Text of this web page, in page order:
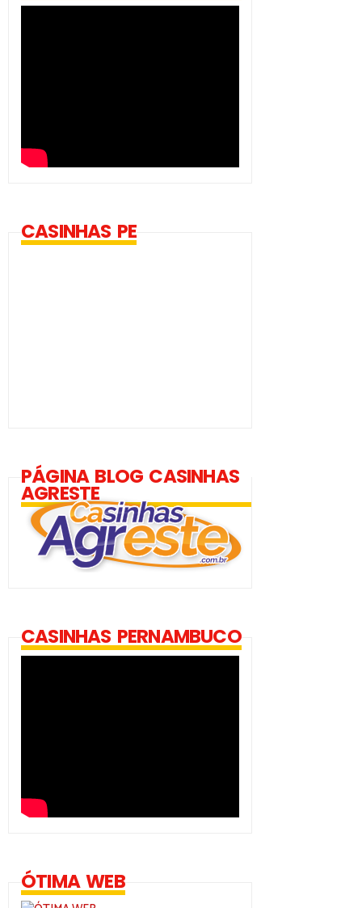
CASINHAS PE
PÁGINA BLOG CASINHAS
AGRESTE
CASINHAS PERNAMBUCO
ÓTIMA WEB